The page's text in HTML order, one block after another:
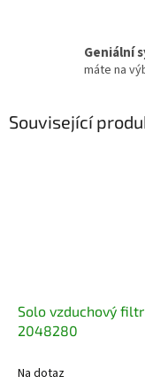
Geniální
máte na
Související
Solo vzduchový filtr
2048280
Na dotaz